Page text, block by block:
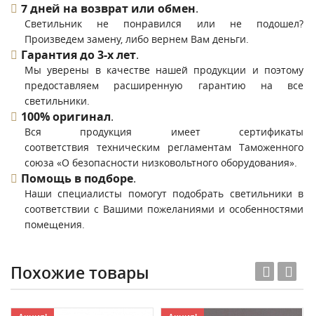
7 дней на возврат или обмен.
Светильник не понравился или не подошел?
Произведем замену, либо вернем Вам деньги.
Гарантия до 3-х лет.
Мы уверены в качестве нашей продукции и поэтому
предоставляем расширенную гарантию на все
светильники.
100% оригинал.
Вся продукция имеет сертификаты
соответствия техническим регламентам Таможенного
союза «О безопасности низковольтного оборудования».
Помощь в подборе.
Наши специалисты помогут подобрать светильники в
соответствии с Вашими пожеланиями и особенностями
помещения.
Похожие товары